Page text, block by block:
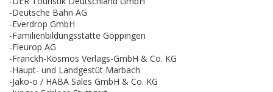
-Deutsche Bahn AG
-Everdrop GmbH
-Familienbildungsstätte Göppingen
-Fleurop AG
-Franckh-Kosmos Verlags-GmbH & Co. KG
-Haupt- und Landgestüt Marbach
-Jako-o / HABA Sales GmbH & Co. KG